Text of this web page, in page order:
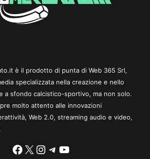
è il prodotto di punta di Web 365 Srl,
specializzata nella creazione e nello
a sfondo calcistico-sportivo, ma non solo.
molto attento alle innovazioni
Web 2.0, streaming audio e video,
Facebook
X Instagram
Telegram
YouTube